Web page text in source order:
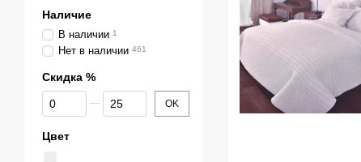
Наличие
В наличии 1
Нет в наличии 461
Скидка %
От Скидка %
До Скидка % OK
Цвет